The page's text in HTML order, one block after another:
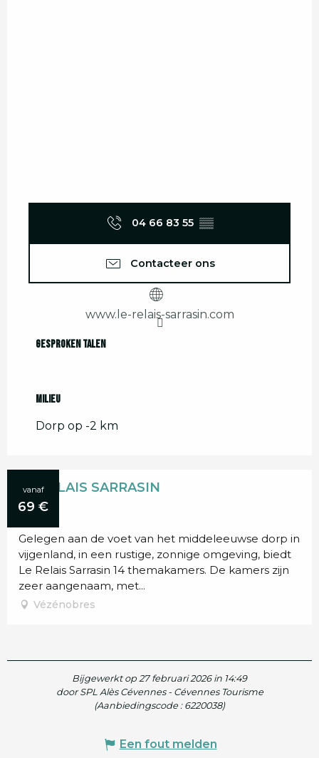
04 66 83 55 ▒▒
Contacteer ons
www.le-relais-sarrasin.com
Gesproken talen
Gesproken talen
Milieu
Milieu
Dorp op -2 km
vanaf
69 €
LE RELAIS SARRASIN
Gelegen aan de voet van het middeleeuwse dorp in
vijgenland, in een rustige, zonnige omgeving, biedt
Le Relais Sarrasin 14 themakamers. De kamers zijn
zeer aangenaam, met...
Vézénobres
Bijgewerkt op 27 februari 2026 in 14:49
door SPL Alès Cévennes - Cévennes Tourisme
(Aanbiedingscode : 6220038)
Een fout melden